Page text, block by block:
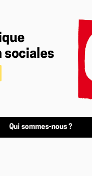
sociales
Qui sommes-nous ?